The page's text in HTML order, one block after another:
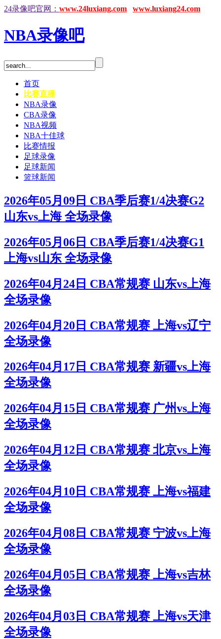
24录像吧官网： www.24luxiang.com www.luxiang24.com
NBA录像吧
首页
比赛直播
NBA录像
CBA录像
NBA视频
NBA十佳球
比赛情报
足球录像
足球新闻
篮球新闻
2026年05月09日 CBA季后赛1/4决赛G2
山东vs上海 全场录像
2026年05月06日 CBA季后赛1/4决赛G1
上海vs山东 全场录像
2026年04月24日 CBA常规赛 山东vs上海
全场录像
2026年04月20日 CBA常规赛 上海vs辽宁
全场录像
2026年04月17日 CBA常规赛 新疆vs上海
全场录像
2026年04月15日 CBA常规赛 广州vs上海
全场录像
2026年04月12日 CBA常规赛 北京vs上海
全场录像
2026年04月10日 CBA常规赛 上海vs福建
全场录像
2026年04月08日 CBA常规赛 宁波vs上海
全场录像
2026年04月05日 CBA常规赛 上海vs吉林
全场录像
2026年04月03日 CBA常规赛 上海vs天津
全场录像